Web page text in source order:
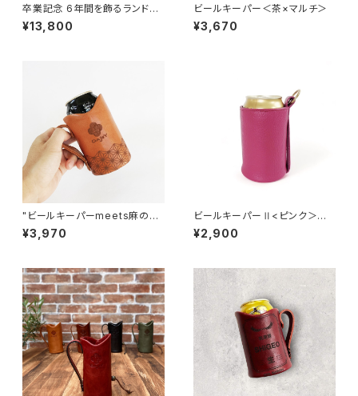
卒業記念 6年間を飾るランドセ
ルフレーム （ランドセルリメイ
ク） トレイセット
¥13,800
ビールキーパー＜茶×マルチ＞
¥3,670
"ビールキーパーmeets麻の葉
文様" ビールキーパー<Came
l＞
¥3,970
ビールキーパーⅡ<ピンク＞
シュリンクレザー
¥2,900